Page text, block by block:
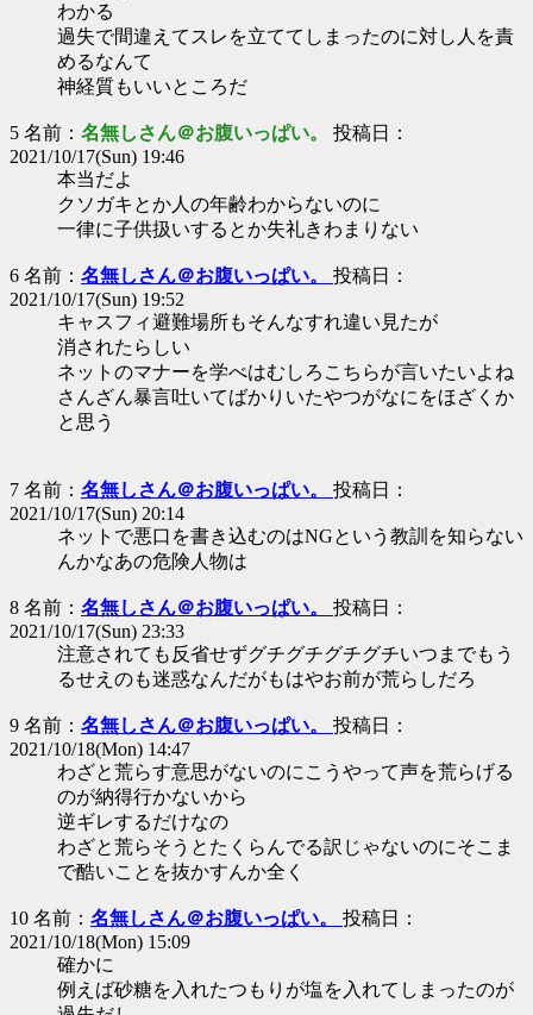
わかる
過失で間違えてスレを立ててしまったのに対し人を責
めるなんて
神経質もいいところだ
5 名前： 名無しさん＠お腹いっぱい。 投稿日：
2021/10/17(Sun) 19:46
本当だよ
クソガキとか人の年齢わからないのに
一律に子供扱いするとか失礼きわまりない
6 名前： 名無しさん＠お腹いっぱい。 投稿日：
2021/10/17(Sun) 19:52
キャスフィ避難場所もそんなすれ違い見たが
消されたらしい
ネットのマナーを学べはむしろこちらが言いたいよね
さんざん暴言吐いてばかりいたやつがなにをほざくか
と思う
7 名前： 名無しさん＠お腹いっぱい。 投稿日：
2021/10/17(Sun) 20:14
ネットで悪口を書き込むのはNGという教訓を知らない
んかなあの危険人物は
8 名前： 名無しさん＠お腹いっぱい。 投稿日：
2021/10/17(Sun) 23:33
注意されても反省せずグチグチグチグチいつまでもう
るせえのも迷惑なんだがもはやお前が荒らしだろ
9 名前： 名無しさん＠お腹いっぱい。 投稿日：
2021/10/18(Mon) 14:47
わざと荒らす意思がないのにこうやって声を荒らげる
のが納得行かないから
逆ギレするだけなの
わざと荒らそうとたくらんでる訳じゃないのにそこま
で酷いことを抜かすんか全く
10 名前： 名無しさん＠お腹いっぱい。 投稿日：
2021/10/18(Mon) 15:09
確かに
例えば砂糖を入れたつもりが塩を入れてしまったのが